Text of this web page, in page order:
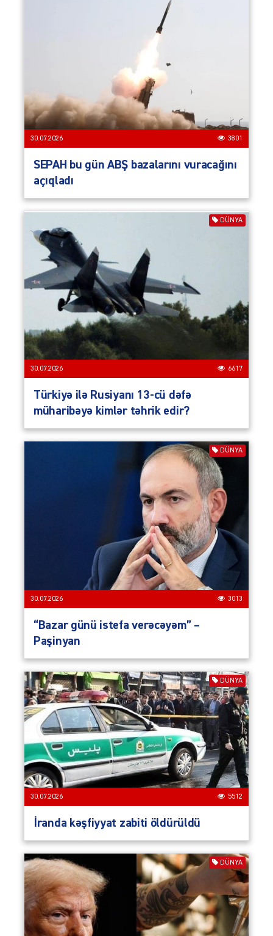
30.07.2026 3801
SEPAH bu gün ABŞ bazalarını vuracağını
açıqladı
DÜNYA
30.07.2026 6617
Türkiyə ilə Rusiyanı 13-cü dəfə
müharibəyə kimlər təhrik edir?
DÜNYA
30.07.2026 3013
“Bazar günü istefa verəcəyəm” –
Paşinyan
DÜNYA
30.07.2026 5512
İranda kəşfiyyat zabiti öldürüldü
DÜNYA